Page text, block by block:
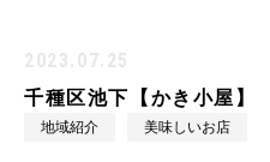
千種区池下【かき小屋】
地域紹介 美味しいお店